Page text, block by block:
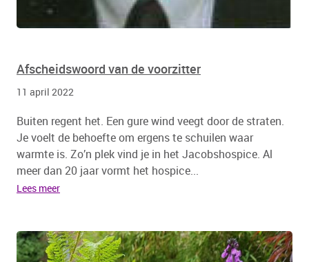
Afscheidswoord van de voorzitter
11 april 2022
Buiten regent het. Een gure wind veegt door de straten.
Je voelt de behoefte om ergens te schuilen waar
warmte is. Zo’n plek vind je in het Jacobshospice. Al
meer dan 20 jaar vormt het hospice...
Lees meer